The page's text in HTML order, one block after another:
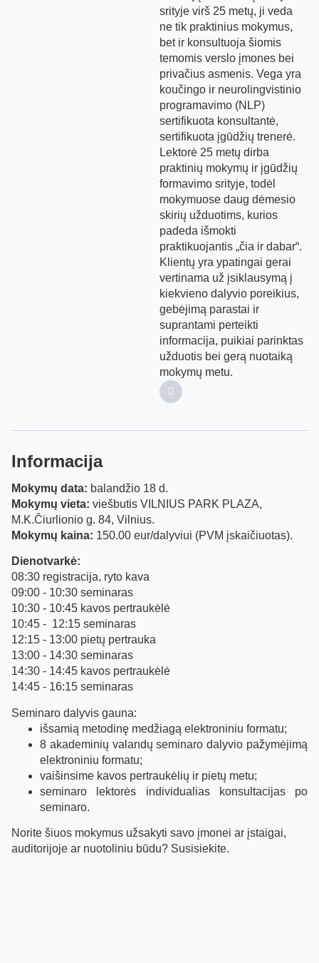
srityje virš 25 metų, ji veda
ne tik praktinius mokymus,
bet ir konsultuoja šiomis
temomis verslo įmones bei
privačius asmenis. Vega yra
koučingo ir neurolingvistinio
programavimo (NLP)
sertifikuota konsultantė,
sertifikuota įgūdžių trenerė.
Lektorė 25 metų dirba
praktinių mokymų ir įgūdžių
formavimo srityje, todėl
mokymuose daug dėmesio
skirių užduotims, kurios
padeda išmokti
praktikuojantis „čia ir dabar“.
Klientų yra ypatingai gerai
vertinama už įsiklausymą į
kiekvieno dalyvio poreikius,
gebėjimą parastai ir
suprantami perteikti
informacija, puikiai parinktas
užduotis bei gerą nuotaiką
mokymų metu.
Informacija
Mokymų data: balandžio 18 d.
Mokymų vieta: viešbutis VILNIUS PARK PLAZA,
M.K.Čiurlionio g. 84, Vilnius.
Mokymų kaina: 150.00 eur/dalyviui (PVM įskaičiuotas).
Dienotvarkė:
08:30 registracija, ryto kava
09:00 - 10:30 seminaras
10:30 - 10:45 kavos pertraukėlė
10:45 - 12:15 seminaras
12:15 - 13:00 pietų pertrauka
13:00 - 14:30 seminaras
14:30 - 14:45 kavos pertraukėlė
14:45 - 16:15 seminaras
Seminaro dalyvis gauna:
išsamią metodinę medžiagą elektroniniu formatu;
8 akademinių valandų seminaro dalyvio pažymėjimą
elektroniniu formatu;
vaišinsime kavos pertraukėlių ir pietų metu;
seminaro lektorės individualias konsultacijas po
seminaro.
Norite šiuos mokymus užsakyti savo įmonei ar įstaigai,
auditorijoje ar nuotoliniu būdu? Susisiekite.